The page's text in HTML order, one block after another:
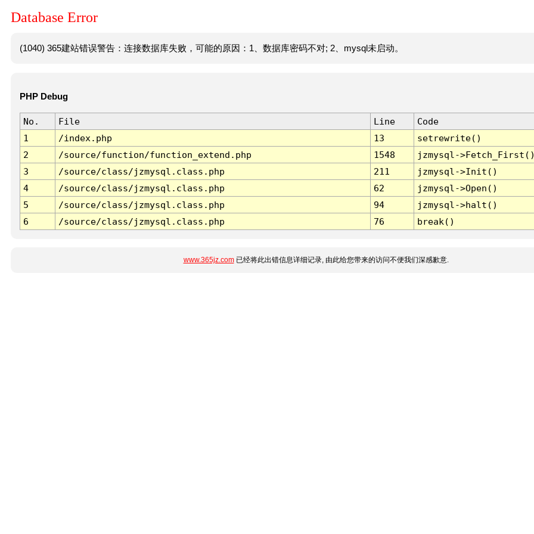
Database Error
(1040) 365建站错误警告：连接数据库失败，可能的原因：1、数据库密码不对; 2、mysql未启动。
PHP Debug
No. File Line
Code
1
/index.php 13
setrewrite()
2
/source/function/function_extend.php 1548
jzmysql-
3
/source/class/jzmysql.class.php 211
jzmysql->Init()
4
/source/class/jzmysql.class.php 62
jzmysql->Open()
5
/source/class/jzmysql.class.php 94
jzmysql->halt()
6
/source/class/jzmysql.class.php 76 break()
www.365jz.com已经将此出错信息详细记录, 由此给您带来的访问不便我们深感歉意.